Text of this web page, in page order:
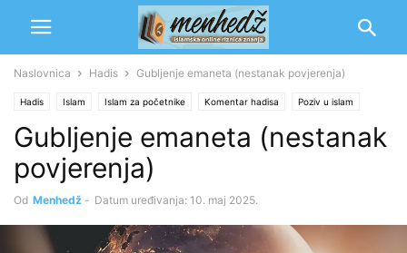
Naslovnica Hadis Gubljenje emaneta (nestanak povjerenja)
Hadis Islam Islam za početnike Komentar hadisa Poziv u islam
Rekaik
Gubljenje emaneta (nestanak
povjerenja)
Od Menhedž - Datum uređivanja: 10. maj 2025.